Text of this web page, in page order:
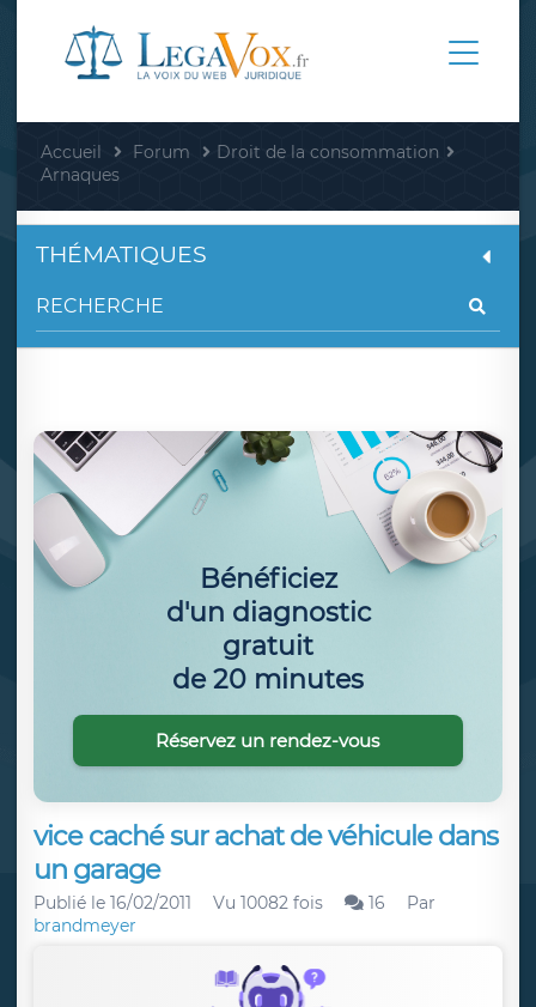
Accueil Forum
Droit de la consommation
Arnaques
vice caché sur achat de véhicule dans
un garage
Publié le 16/02/2011 Vu 10082 fois 16
Par
brandmeyer
THÉMATIQUES
Bénéficiez
d'un diagnostic
gratuit
de 20 minutes
Réservez un rendez-vous